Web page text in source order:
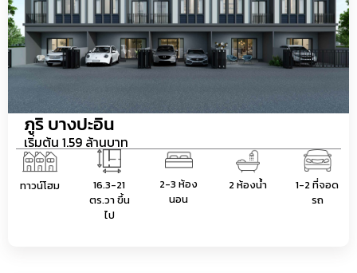
ภูริ บางปะอิน
เริ่มต้น 1.59 ล้านบาท
ทาวน์โฮม
16.3-21
ตร.วา ขึ้น
ไป
2-3 ห้อง
นอน
2 ห้องน้ำ
1-2 ที่จอด
รถ